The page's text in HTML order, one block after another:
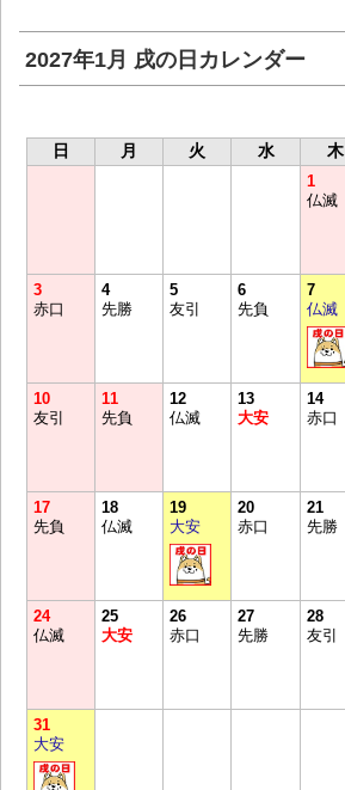
2027年1月 戌の日カレンダー
日 月 火 水 木
1
仏滅
3
赤口
4
先勝
5
友引
6
先負
7
仏滅
10
友引
11
先負
12
仏滅
13
大安
14
赤口
17
先負
18
仏滅
19
大安
20
赤口
21
先勝
24
仏滅
25
大安
26
赤口
27
先勝
28
友引
31
大安